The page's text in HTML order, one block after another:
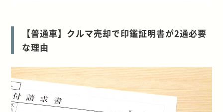
【普通車】クルマ売却で印鑑証明書が2通必要
な理由